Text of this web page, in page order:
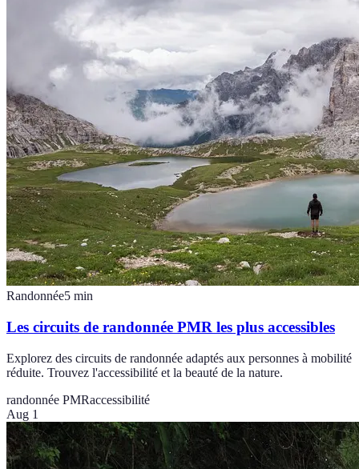
Randonnée5 min
Les circuits de randonnée PMR les plus accessibles
Explorez des circuits de randonnée adaptés aux personnes à mobilité
réduite. Trouvez l'accessibilité et la beauté de la nature.
randonnée PMRaccessibilité
Aug 1